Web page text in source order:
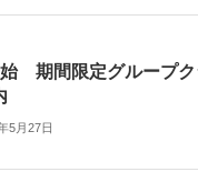
期間限定グループク
5月27日